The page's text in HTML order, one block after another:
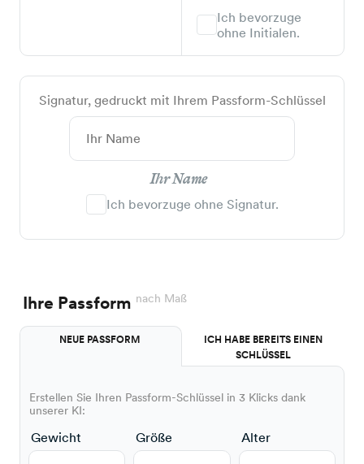
Ich bevorzuge
ohne Initialen.
Signatur, gedruckt mit Ihrem Passform-Schlüssel
Ihr Name
Ich bevorzuge ohne Signatur.
Ihre Passform nach Maß
NEUE PASSFORM
ICH HABE BEREITS EINEN
SCHLÜSSEL
Erstellen Sie Ihren Passform-Schlüssel in 3 Klicks dank
unserer KI:
Gewicht Größe Alter